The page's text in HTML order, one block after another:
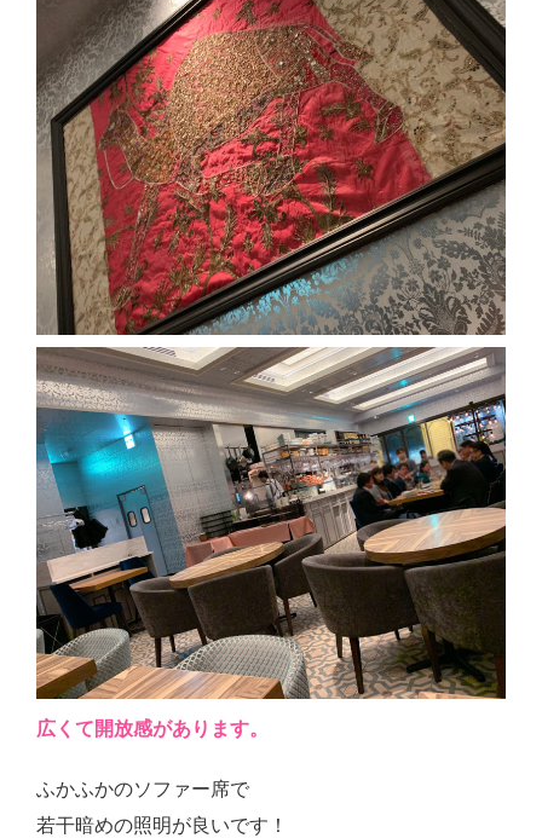
広くて開放感があります。
ふかふかのソファー席で
若干暗めの照明が良いです！